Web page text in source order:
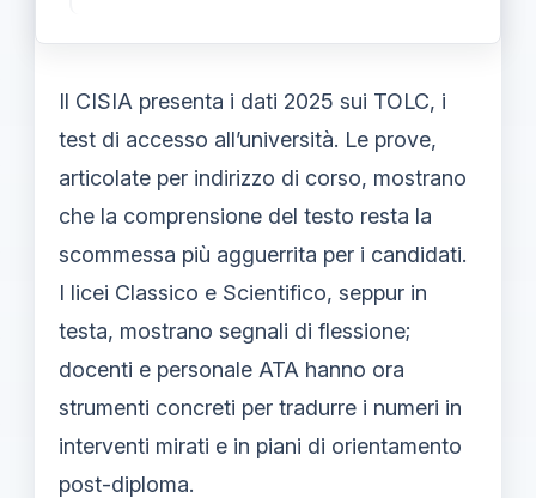
Il CISIA presenta i dati 2025 sui TOLC, i
test di accesso all’università. Le prove,
articolate per indirizzo di corso, mostrano
che la comprensione del testo resta la
scommessa più agguerrita per i candidati.
I licei Classico e Scientifico, seppur in
testa, mostrano segnali di flessione;
docenti e personale ATA hanno ora
strumenti concreti per tradurre i numeri in
interventi mirati e in piani di orientamento
post-diploma.